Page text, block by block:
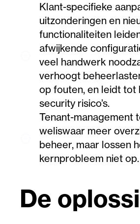
Klant-specifieke
uitzonderingen en
functionaliteiten
afwijkende
veel handwerk
verhoogt
op fouten, en leidt tot
security risico’s.
Tenant-management
weliswaar meer
beheer, maar lossen
kernprobleem niet op.
De